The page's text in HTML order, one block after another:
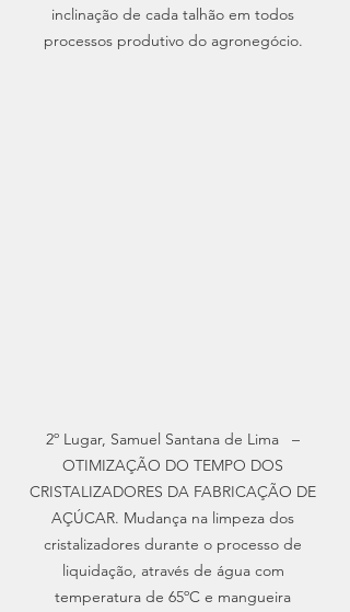
inclinação de cada talhão em todos
processos produtivo do agronegócio.
2º Lugar, Samuel Santana de Lima   –
OTIMIZAÇÃO DO TEMPO DOS
CRISTALIZADORES DA FABRICAÇÃO DE
AÇÚCAR. Mudança na limpeza dos
cristalizadores durante o processo de
liquidação, através de água com
temperatura de 65ºC e mangueira